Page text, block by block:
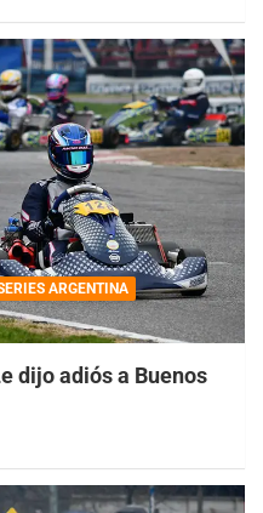
ARGENTINA
dijo adiós a Buenos